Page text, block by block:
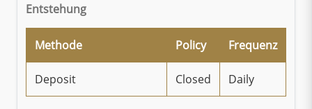
Entstehung
Methode Policy Frequenz
Deposit Closed Daily